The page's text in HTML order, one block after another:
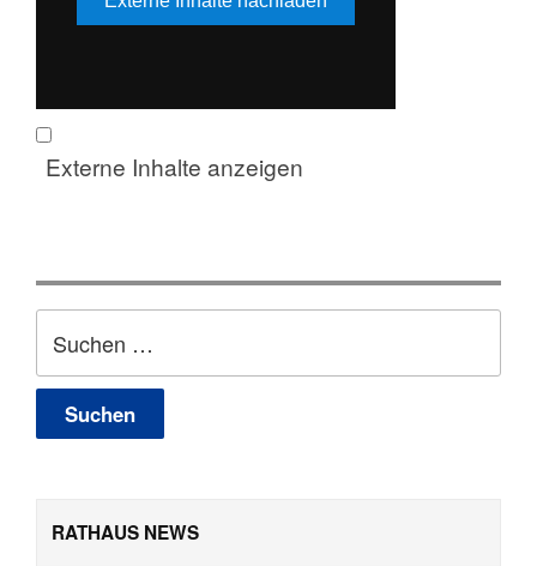
nach:
RATHAUS NEWS
Externe Inhalte anzeigen